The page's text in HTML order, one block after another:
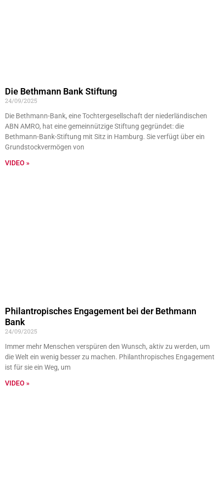
Die Bethmann Bank Stiftung
24/09/2025
Die Bethmann-Bank, eine Tochtergesellschaft der niederländischen
ABN AMRO, hat eine gemeinnützige Stiftung gegründet: die
Bethmann-Bank-Stiftung mit Sitz in Hamburg. Sie verfügt über ein
Grundstockvermögen von
VIDEO »
Philantropisches Engagement bei der Bethmann
Bank
24/09/2025
Immer mehr Menschen verspüren den Wunsch, aktiv zu werden, um
die Welt ein wenig besser zu machen. Philanthropisches Engagement
ist für sie ein Weg, um
VIDEO »